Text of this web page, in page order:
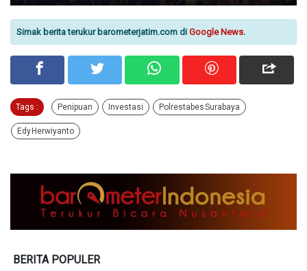
Simak berita terukur barometerjatim.com di Google News.
Tags : Penipuan Investasi Polrestabes Surabaya
Edy Herwiyanto
BERITA POPULER